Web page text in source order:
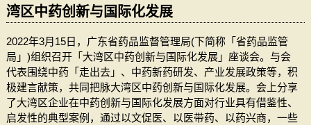
湾区中药创新与国际化发展
2022年3月15日，广东省药品监督管理局(下简称「省药品监管
局」)组织召开「大湾区中药创新与国际化发展」座谈会。与会
代表围绕中药「走出去」、中药新药研发、产业发展政策等，积
极建言献策，共同把脉大湾区中药创新与国际化发展。会上分享
了大湾区企业在中药创新与国际化发展方面对行业具有借鉴性、
启发性的典型案例，通过以文促医、以医带药、以药兴商，一些